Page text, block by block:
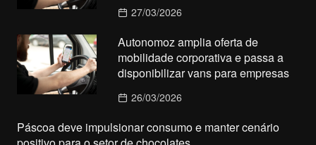
27/03/2026
Autonomoz amplia oferta de
mobilidade corporativa e passa a
disponibilizar vans para empresas
26/03/2026
Páscoa deve impulsionar consumo e manter cenário